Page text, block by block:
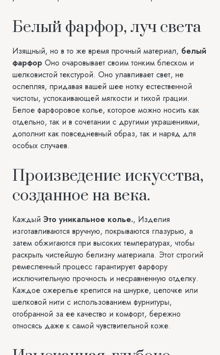
Белый фарфор, луч света
Изящный, но в то же время прочный материал, белый
фарфор Оно очаровывает своим тонким блеском и
шелковистой текстурой. Оно улавливает свет, не
ослепляя, придавая вашей шее нотку естественной
чистоты, успокаивающей мягкости и тихой грации.
Белое фарфоровое колье, которое можно носить как
отдельно, так и в сочетании с другими украшениями,
дополнит как повседневный образ, так и наряд для
особых случаев.
Произведение искусства,
созданное на века.
Каждый Это уникальное колье., Изделия
изготавливаются вручную, покрываются глазурью, а
затем обжигаются при высоких температурах, чтобы
раскрыть чистейшую белизну материала. Этот строгий
ремесленный процесс гарантирует фарфору
исключительную прочность и несравненную отделку.
Каждое ожерелье крепится на шнурке, цепочке или
шелковой нити с использованием фурнитуры,
отобранной за ее качество и комфорт, бережно
относясь даже к самой чувствительной коже.